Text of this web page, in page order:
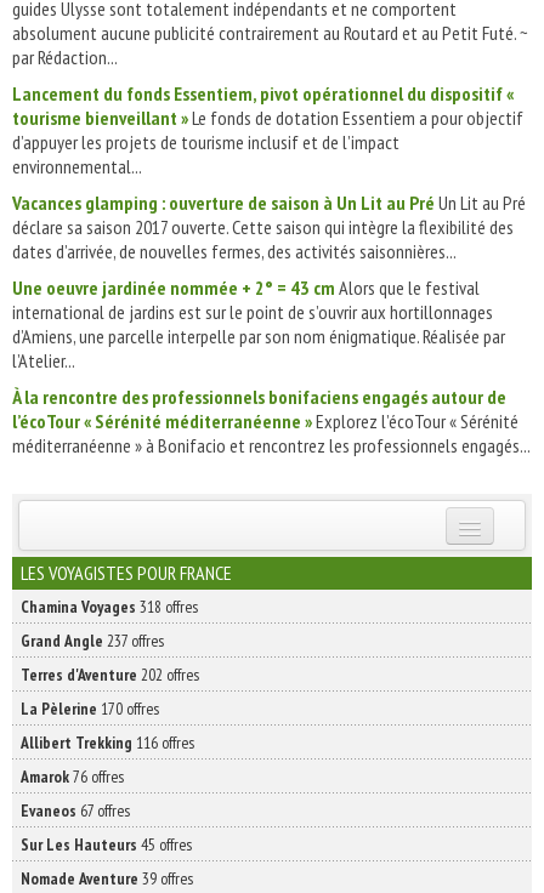
guides Ulysse sont totalement indépendants et ne comportent
absolument aucune publicité contrairement au Routard et au Petit Futé. ~
par Rédaction...
Lancement du fonds Essentiem, pivot opérationnel du dispositif «
tourisme bienveillant »Le fonds de dotation Essentiem a pour objectif
d’appuyer les projets de tourisme inclusif et de l’impact
environnemental...
Vacances glamping : ouverture de saison à Un Lit au Pré Un Lit au Pré
déclare sa saison 2017 ouverte. Cette saison qui intègre la flexibilité des
dates d’arrivée, de nouvelles fermes, des activités saisonnières...
Une oeuvre jardinée nommée + 2° = 43 cm Alors que le festival
international de jardins est sur le point de s’ouvrir aux hortillonnages
d’Amiens, une parcelle interpelle par son nom énigmatique. Réalisée par
l’Atelier...
À la rencontre des professionnels bonifaciens engagés autour de
l’écoTour « Sérénité méditerranéenne »Explorez l’écoTour « Sérénité
méditerranéenne » à Bonifacio et rencontrez les professionnels engagés...
INSCRIVEZ-VOUS | ABONNEZ-VOUS
LES VOYAGISTES POUR FRANCE
Chamina Voyages 318 offres
Grand Angle 237 offres
Terres d'Aventure 202 offres
La Pèlerine 170 offres
Allibert Trekking 116 offres
Amarok76 offres
Evaneos 67 offres
Sur Les Hauteurs 45 offres
Nomade Aventure 39 offres